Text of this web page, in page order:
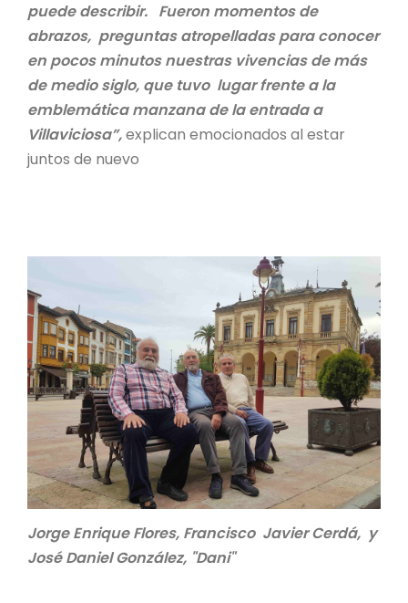
puede describir. Fueron momentos de
abrazos, preguntas atropelladas para conocer
en pocos minutos nuestras vivencias de más
de medio siglo, que tuvo lugar frente a la
emblemática manzana de la entrada a
Villaviciosa”,explican emocionados al estar
juntos de nuevo
Jorge Enrique Flores, Francisco Javier Cerdá, y
José Daniel González, "Dani"